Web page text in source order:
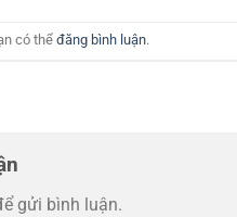
có thể đăng bình luận.
gửi bình luận.